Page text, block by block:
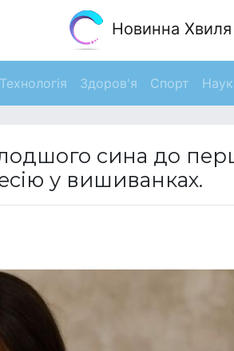
Новинна Хвиля
Технологія Здоров'я Спорт
сина до
у вишиванках.